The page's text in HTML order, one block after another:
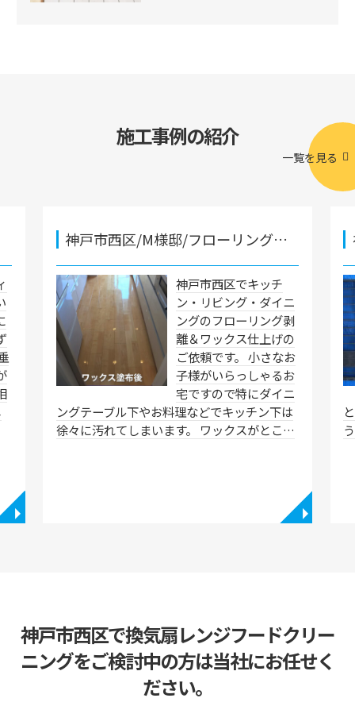
施工事例の紹介
一覧を見る
◥
神戸市西区/M様邸/フローリング…
神戸市西区でキッチ
ン・リビング・ダイニ
ングのフローリング剥
離＆ワックス仕上げの
ご依頼です。 小さなお
子様がいらっしゃるお
宅ですので特にダイニ
ングテーブル下やお料理などでキッチン下は
徐々に汚れてしまいます。 ワックスがとこ…
◥
神戸市西区で換気扇レンジフードクリー
ニングをご検討中の方は当社にお任せく
ださい。